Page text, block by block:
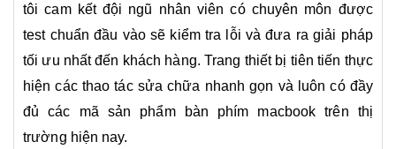
tôi cam kết đội ngũ nhân viên có chuyên môn được
test chuẩn đầu vào sẽ kiểm tra lỗi và đưa ra giải pháp
tối ưu nhất đến khách hàng. Trang thiết bị tiên tiến thực
hiện các thao tác sửa chữa nhanh gọn và luôn có đầy
đủ các mã sản phẩm
bàn phím macbook trên thị
trường hiện nay.